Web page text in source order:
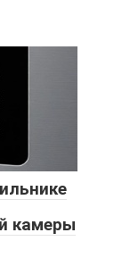
камеры